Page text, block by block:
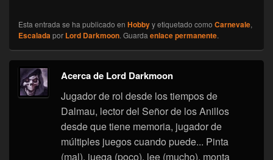
Esta entrada se ha publicado en Hobbyy etiquetado como Carnevale,
Escaladapor Lord Darkmoon. Guardaenlace permanente.
Acerca de Lord Darkmoon
Jugador de rol desde los tiempos de
Dalmau, lector del Señor de los Anillos
desde que tiene memoria, jugador de
múltiples juegos cuando puede... Pinta
(mal), juega (poco), lee (mucho), monta